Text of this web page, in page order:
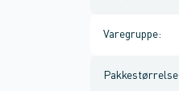
Varegruppe:
Pakkestørrelse